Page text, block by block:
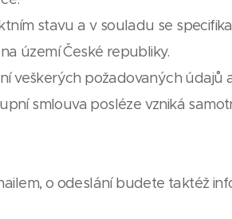
stavu a v souladu se
území České republiky.
veškerých požadovaných údajů
smlouva posléze vzniká
o odeslání budete taktéž